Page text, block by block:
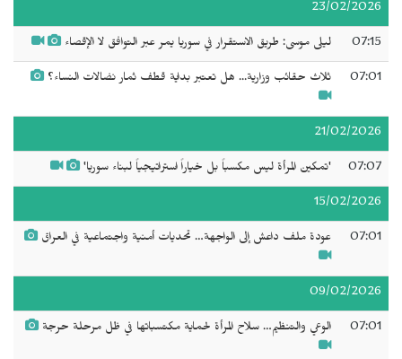
23/02/2026
07:15 ليلى موسى: طريق الاستقرار في سوريا يمر عبر التوافق لا الإقصاء
07:01 ثلاث حقائب وزارية... هل تعتبر بداية قطف ثمار نضالات النساء؟
21/02/2026
07:07 'تمكين المرأة ليس مكسباً بل خياراً استراتيجياً لبناء سوريا'
15/02/2026
07:01 عودة ملف داعش إلى الواجهة… تحديات أمنية واجتماعية في العراق
09/02/2026
07:01 الوعي والتنظيم… سلاح المرأة لحماية مكتسباتها في ظل مرحلة حرجة